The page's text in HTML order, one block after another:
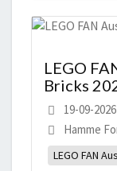
LEGO
Bricks
19-09-2026
Hamme
LEGO FAN